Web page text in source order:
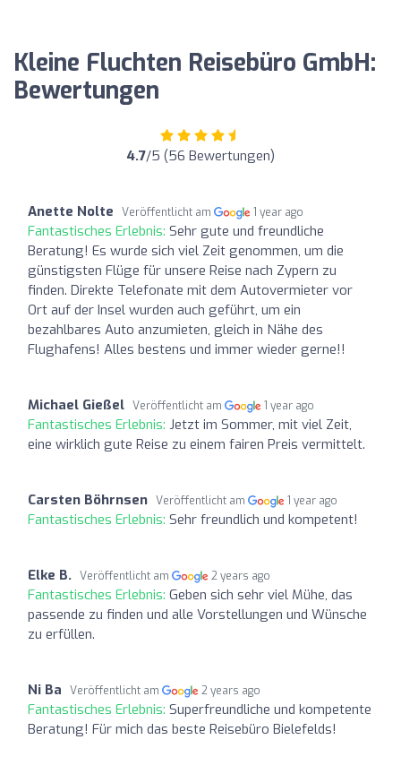
Kleine Fluchten Reisebüro GmbH:
Bewertungen
4.7/5 (56 Bewertungen)
Anette Nolte Veröffentlicht am 1 year ago
Fantastisches Erlebnis: Sehr gute und freundliche
Beratung! Es wurde sich viel Zeit genommen, um die
günstigsten Flüge für unsere Reise nach Zypern zu
finden. Direkte Telefonate mit dem Autovermieter vor
Ort auf der Insel wurden auch geführt, um ein
bezahlbares Auto anzumieten, gleich in Nähe des
Flughafens! Alles bestens und immer wieder gerne!!
Michael Gießel Veröffentlicht am 1 year ago
Fantastisches Erlebnis: Jetzt im Sommer, mit viel Zeit,
eine wirklich gute Reise zu einem fairen Preis vermittelt.
Carsten Böhrnsen Veröffentlicht am 1 year ago
Fantastisches Erlebnis: Sehr freundlich und kompetent!
Elke B. Veröffentlicht am 2 years ago
Fantastisches Erlebnis: Geben sich sehr viel Mühe, das
passende zu finden und alle Vorstellungen und Wünsche
zu erfüllen.
Ni Ba Veröffentlicht am 2 years ago
Fantastisches Erlebnis: Superfreundliche und kompetente
Beratung! Für mich das beste Reisebüro Bielefelds!